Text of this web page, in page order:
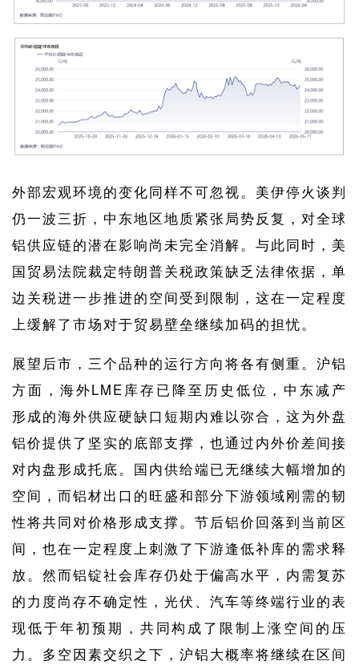
外部宏观环境的变化同样不可忽视。美伊停火谈判
仍一波三折，中东地区地质紧张局势反复，对全球
铝供应链的潜在影响尚未完全消解。与此同时，美
国贸易法院裁定特朗普关税政策缺乏法律依据，单
边关税进一步推进的空间受到限制，这在一定程度
上缓解了市场对于贸易壁垒继续加码的担忧。
展望后市，三个品种的运行方向将各有侧重。沪铝
方面，海外LME库存已降至历史低位，中东减产
形成的海外供应硬缺口短期内难以弥合，这为外盘
铝价提供了坚实的底部支撑，也通过内外价差间接
对内盘形成托底。国内供给端已无继续大幅增加的
空间，而铝材出口的旺盛和部分下游领域刚需的韧
性将共同对价格形成支撑。节后铝价回落到当前区
间，也在一定程度上刺激了下游逢低补库的需求释
放。然而铝锭社会库存仍处于偏高水平，内需复苏
的力度尚存不确定性，光伏、汽车等终端行业的表
现低于年初预期，共同构成了限制上涨空间的压
力。多空因素交织之下，沪铝大概率将继续在区间